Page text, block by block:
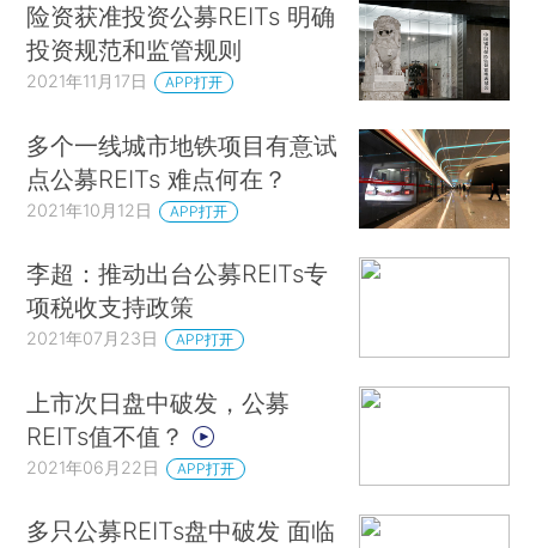
险资获准投资公募REITs 明确
投资规范和监管规则
2021年11月17日 APP打开
多个一线城市地铁项目有意试
点公募REITs 难点何在？
2021年10月12日 APP打开
李超：推动出台公募REITs专
项税收支持政策
2021年07月23日 APP打开
上市次日盘中破发，公募
REITs值不值？
2021年06月22日 APP打开
多只公募REITs盘中破发 面临